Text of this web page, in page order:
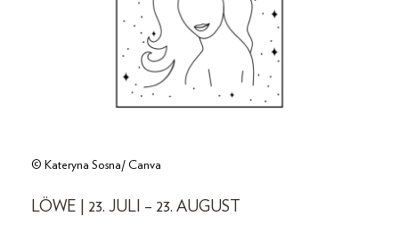
© Kateryna Sosna/ Canva
LÖWE | 23. JULI – 23. AUGUST